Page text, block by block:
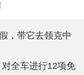
，带它去领克中
全车进行12项免